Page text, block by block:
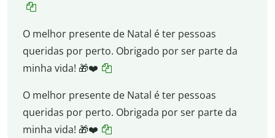
O melhor presente de Natal é ter pessoas
queridas por perto. Obrigado por ser parte da
minha vida! 🎁❤️
O melhor presente de Natal é ter pessoas
queridas por perto. Obrigada por ser parte da
minha vida! 🎁❤️